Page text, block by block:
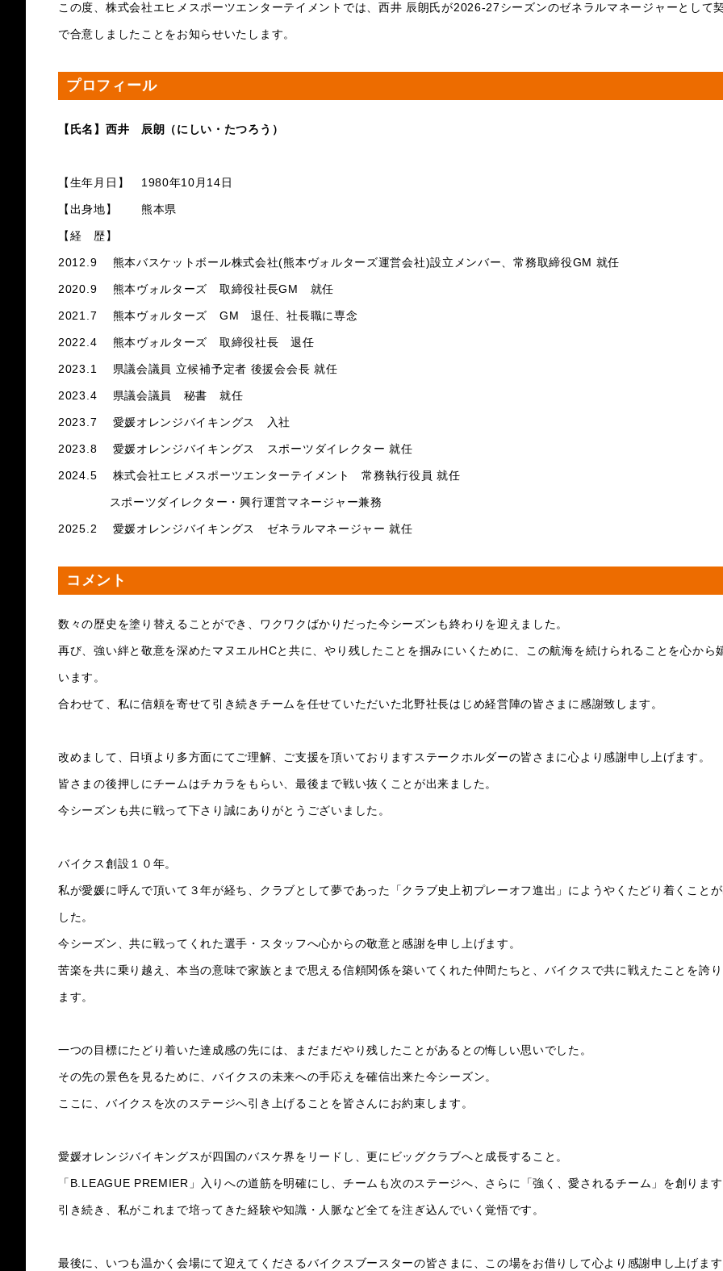
この度、株式会社エヒメスポーツエンターテイメントでは、西井 辰朗氏が2026-27シーズンのゼネラルマネージャーとして
で合意しましたことをお知らせいたします。
プロフィール
【氏名】西井 辰朗（にしい・たつろう）
【生年月日】 1980年10月14日
【出身地】 熊本県
【経 歴】
2012.9 熊本バスケットボール株式会社(熊本ヴォルターズ運営会社)設立メンバー、常務取締役GM 就任
2020.9 熊本ヴォルターズ 取締役社長GM 就任
2021.7 熊本ヴォルターズ GM 退任、社長職に専念
2022.4 熊本ヴォルターズ 取締役社長 退任
2023.1 県議会議員 立候補予定者 後援会会長 就任
2023.4 県議会議員 秘書 就任
2023.7 愛媛オレンジバイキングス 入社
2023.8 愛媛オレンジバイキングス スポーツダイレクター 就任
2024.5 株式会社エヒメスポーツエンターテイメント 常務執行役員 就任
スポーツダイレクター・興行運営マネージャー兼務
2025.2 愛媛オレンジバイキングス ゼネラルマネージャー 就任
コメント
数々の歴史を塗り替えることができ、ワクワクばかりだった今シーズンも終わりを迎えました。
再び、強い絆と敬意を深めたマヌエルHCと共に、やり残したことを掴みにいくために、この航海を続けられることを心から
います。
合わせて、私に信頼を寄せて引き続きチームを任せていただいた北野社長はじめ経営陣の皆さまに感謝致します。
改めまして、日頃より多方面にてご理解、ご支援を頂いておりますステークホルダーの皆さまに心より感謝申し上げます。
皆さまの後押しにチームはチカラをもらい、最後まで戦い抜くことが出来ました。
今シーズンも共に戦って下さり誠にありがとうございました。
バイクス創設１０年。
私が愛媛に呼んで頂いて３年が経ち、クラブとして夢であった「クラブ史上初プレーオフ進出」にようやくたどり着くこと
した。
今シーズン、共に戦ってくれた選手・スタッフへ心からの敬意と感謝を申し上げます。
苦楽を共に乗り越え、本当の意味で家族とまで思える信頼関係を築いてくれた仲間たちと、バイクスで共に戦えたことを誇
ます。
一つの目標にたどり着いた達成感の先には、まだまだやり残したことがあるとの悔しい思いでした。
その先の景色を見るために、バイクスの未来への手応えを確信出来た今シーズン。
ここに、バイクスを次のステージへ引き上げることを皆さんにお約束します。
愛媛オレンジバイキングスが四国のバスケ界をリードし、更にビッグクラブへと成長すること。
「B.LEAGUE PREMIER」入りへの道筋を明確にし、チームも次のステージへ、さらに「強く、愛されるチーム」を創りま
引き続き、私がこれまで培ってきた経験や知識・人脈など全てを注ぎ込んでいく覚悟です。
最後に、いつも温かく会場にて迎えてくださるバイクスブースターの皆さまに、この場をお借りして心より感謝申し上げま